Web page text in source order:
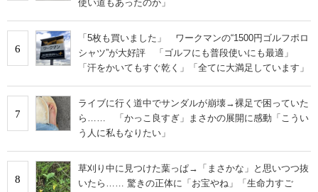
使い道もあったのか」
6
「5枚も買いました」 ワークマンの“1500円ゴルフポロ
シャツ”が大好評 「ゴルフにも普段使いにも最適」
「汗をかいてもすぐ乾く」「全てに大満足しています」
7
ライブに行く道中でサンダルが崩壊→裸足で困っていた
ら…… 「かっこ良すぎ」まさかの展開に感動「こうい
う人に私もなりたい」
8
草刈り中に見つけた葉っぱ→「まさかな」と思いつつ抜
いたら…… 驚きの正体に「お宝やね」「生命力すご